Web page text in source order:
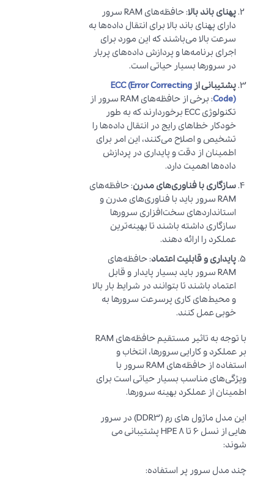
پهنای باند بالا
: حافظه‌های RAM سرور
دارای پهنای باند بالا برای انتقال داده‌ها به
سرعت بالا می‌باشند که این مورد برای
اجرای برنامه‌ها و پردازش داده‌های پربار
در سرورها بسیار حیاتی است.
پشتیبانی از ECC (Error Correcting
Code)
: برخی از حافظه‌های RAM سرور از
تکنولوژی ECC برخوردارند که به طور
خودکار خطاهای رایج در انتقال داده‌ها را
تشخیص و اصلاح می‌کنند، این امر برای
اطمینان از دقت و پایداری در پردازش
داده‌ها اهمیت دارد.
سازگاری با فناوری‌های مدرن: حافظه‌های
RAM سرور باید با فناوری‌های مدرن و
استانداردهای سخت‌افزاری سرورها
سازگاری داشته باشند تا بهینه‌ترین
عملکرد را ارائه دهند.
پایداری و قابلیت اعتماد: حافظه‌های
RAM سرور باید بسیار پایدار و قابل
اعتماد باشند تا بتوانند در شرایط بار بالا
و محیط‌های کاری پرسرعت سرورها به
خوبی عمل کنند.
با توجه به تاثیر مستقیم حافظه‌های RAM
بر عملکرد و کارایی سرورها، انتخاب و
استفاده از حافظه‌های RAM سرور با
ویژگی‌های مناسب بسیار حیاتی است برای
اطمینان از عملکرد بهینه سرورها.
این مدل ماژول های رم (DDR3) در سرور
هایی از نسل 6 تا 8 HPE پشتیبانی می
شوند:
چند مدل سرور پر استفاده: